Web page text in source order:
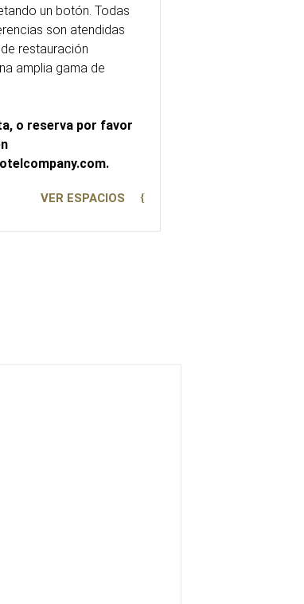
un botón. Todas
son atendidas
restauración
amplia gama de
o reserva por favor
VER ESPACIOS